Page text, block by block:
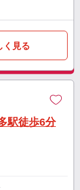
く見る
駅徒歩6分